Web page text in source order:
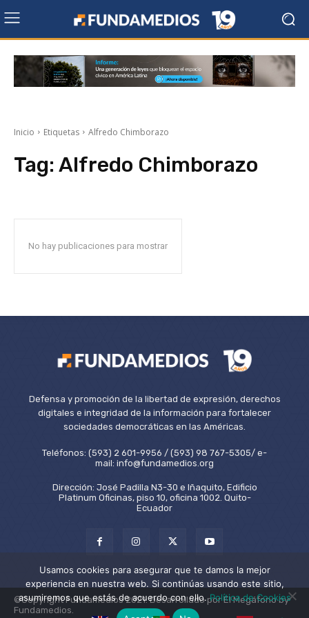
Inicio Etiquetas Alfredo Chimborazo
Tag: Alfredo Chimborazo
No hay publicaciones para mostrar
Defensa y promoción de la libertad de expresión, derechos
digitales e integridad de la información para fortalecer
sociedades democráticas en las Américas.
Teléfonos: (593) 2 601-9956 / (593) 98 767-5305/ e-
mail: info@fundamedios.org
Dirección: José Padilla N3-30 e Iñaquito, Edificio
Platinum Oficinas, piso 10, oficina 1002. Quito-
Ecuador
©Copyright Fundamedios 2021. Desarrollado por El Megáfono by
Fundamedios.
Usamos cookies para asegurar que te damos la mejor
experiencia en nuestra web. Si continúas usando este sitio,
asumiremos que estás de acuerdo con ello.Política de Cookies